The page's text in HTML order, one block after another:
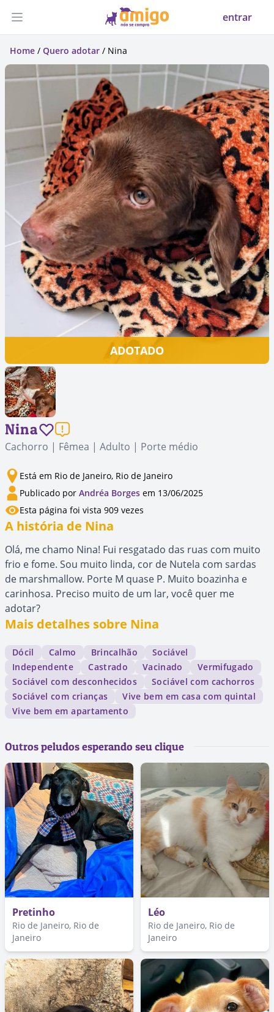
Abrir menu entrar
Home / Quero adotar / Nina
ADOTADO
Nina
Cachorro | Fêmea | Adulto | Porte médio
Está em Rio de Janeiro, Rio de Janeiro
Publicado por Andréa Borges em 13/06/2025
Esta página foi vista 909 vezes
A história de Nina
Olá, me chamo Nina! Fui resgatado das ruas com muito
frio e fome. Sou muito linda, cor de Nutela com sardas
de marshmallow. Porte M quase P. Muito boazinha e
carinhosa. Preciso muito de um lar, você quer me
adotar?
Mais detalhes sobre Nina
Dócil Calmo Brincalhão
Sociável
Independente
Castrado Vacinado
Vermifugado
Sociável com desconhecidos
Sociável com cachorros
Sociável com crianças
Vive bem em casa com quintal
Vive bem em apartamento
Outros peludos esperando seu clique
Pretinho
Rio de Janeiro, Rio de
Janeiro
Léo
Rio de Janeiro, Rio de
Janeiro